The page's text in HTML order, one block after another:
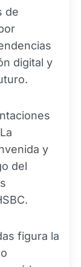
de
digital y
y
del
figura la